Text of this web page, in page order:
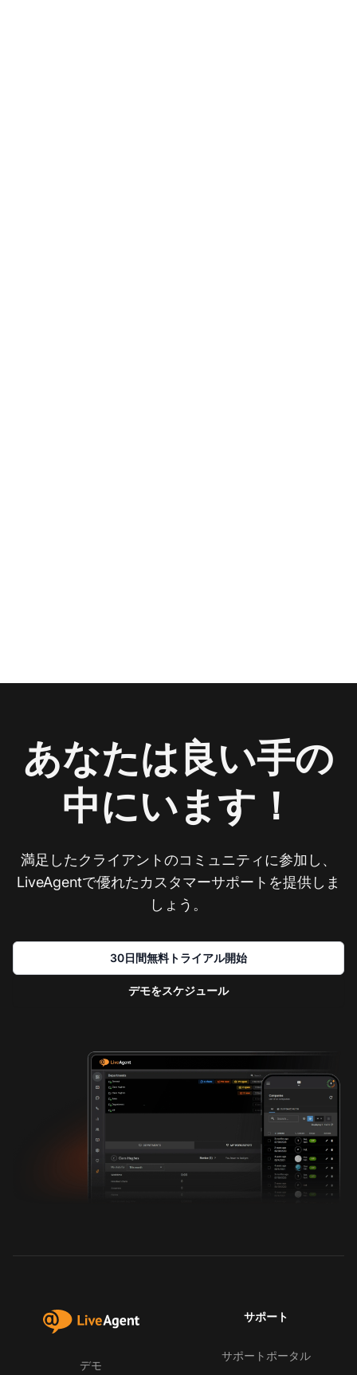
あなたは良い手の
中にいます！
満足したクライアントのコミュニティに参加し、
LiveAgentで優れたカスタマーサポートを提供しま
しょう。
30日間無料トライアル開始
デモをスケジュール
デモ
サポート
サポートポータル